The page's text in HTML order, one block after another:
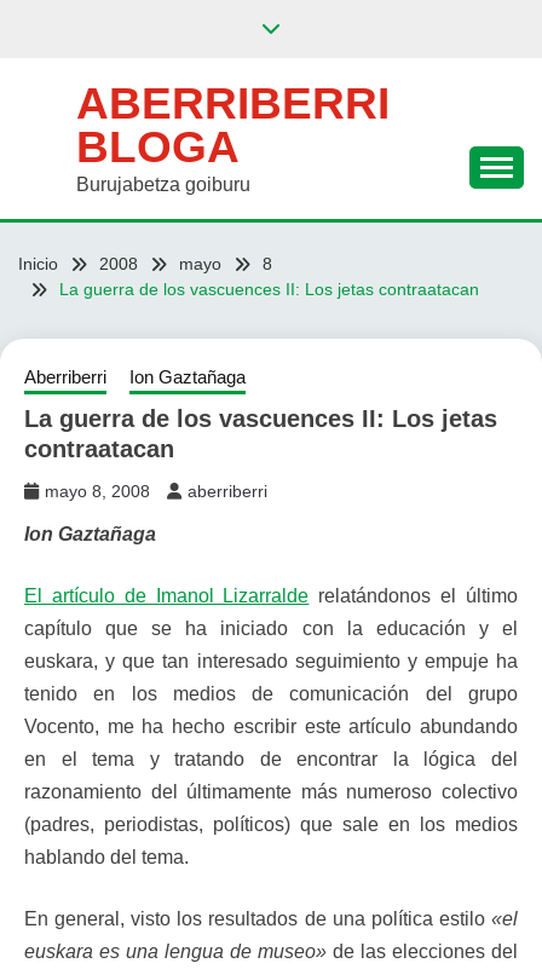
ABERRIBERRI
BLOGA
Burujabetza goiburu
Inicio 2008 mayo
8
La guerra de los vascuences II: Los jetas contraatacan
Aberriberri Ion Gaztañaga
La guerra de los vascuences II: Los jetas
contraatacan
mayo 8, 2008 aberriberri
Ion Gaztañaga
El artículo de Imanol Lizarralde relatándonos el último
capítulo que se ha iniciado con la educación y el
euskara, y que tan interesado seguimiento y empuje ha
tenido en los medios de comunicación del grupo
Vocento, me ha hecho escribir este artículo abundando
en el tema y tratando de encontrar la lógica del
razonamiento del últimamente más numeroso colectivo
(padres, periodistas, políticos) que sale en los medios
hablando del tema.
En general, visto los resultados de una política estilo «el
euskara es una lengua de museo» de las elecciones del